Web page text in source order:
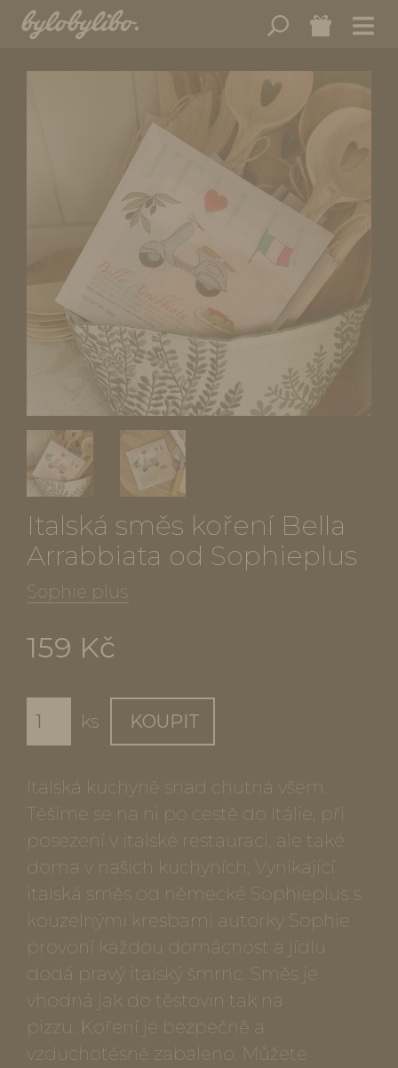
Italská směs koření Bella
Arrabbiata od Sophieplus
Sophie plus
159 Kč
ks KOUPIT
Italská kuchyně snad chutná všem.
Těšíme se na ni po cestě do Itálie, při
posezení v italské restauraci, ale také
doma v našich kuchyních. Vynikající
italská směs od německé Sophieplus s
kouzelnými kresbami autorky Sophie
provoní každou domácnost a jídlu
dodá pravý italský šmrnc. Směs je
vhodná jak do těstovin tak na
pizzu. Koření je bezpečně a
vzduchotěsně zabaleno. Můžete